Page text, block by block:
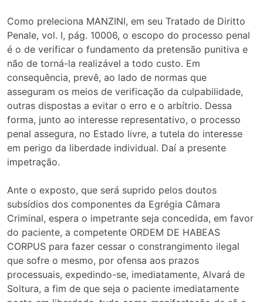
Como preleciona MANZINI, em seu Tratado de Diritto
Penale, vol. I, pág. 10006, o escopo do processo penal
é o de verificar o fundamento da pretensão punitiva e
não de torná-la realizável a todo custo. Em
consequência, prevê, ao lado de normas que
asseguram os meios de verificação da culpabilidade,
outras dispostas a evitar o erro e o arbítrio. Dessa
forma, junto ao interesse representativo, o processo
penal assegura, no Estado livre, a tutela do interesse
em perigo da liberdade individual. Daí a presente
impetração.
Ante o exposto, que será suprido pelos doutos
subsídios dos componentes da Egrégia Câmara
Criminal, espera o impetrante seja concedida, em favor
do paciente, a competente ORDEM DE HABEAS
CORPUS para fazer cessar o constrangimento ilegal
que sofre o mesmo, por ofensa aos prazos
processuais, expedindo-se, imediatamente, Alvará de
Soltura, a fim de que seja o paciente imediatamente